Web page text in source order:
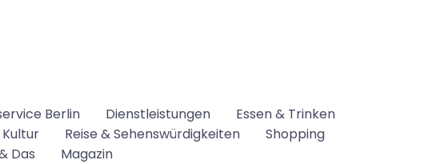
Berlin Dienstleistungen
Essen & Trinken
Kultur Reise & Sehenswürdigkeiten
Shopping
Das Magazin